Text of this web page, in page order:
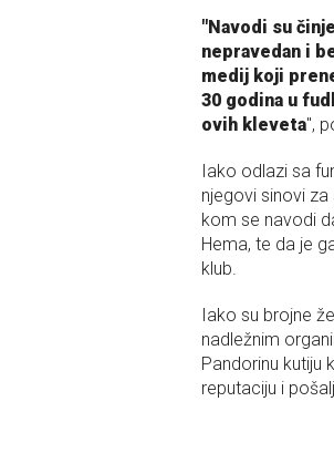
"Navodi su
nepravedan i
medij koji
30 godina u
ovih kleveta",
Iako odlazi sa
njegovi sinovi
kom se navodi
Hema, te da je
klub.
Iako su brojne
nadležnim
Pandorinu kutiju
reputaciju i